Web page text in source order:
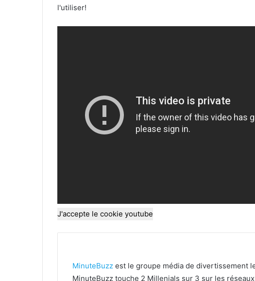
l'utiliser!
J'accepte le cookie youtube
MinuteBuzz est le groupe média de divertissement
MinuteBuzz touche 2 Millenials sur 3 sur les